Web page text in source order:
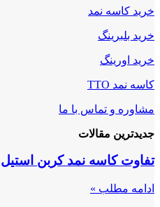
خرید کاسه نمد
خرید بلبرینگ
خرید اورینگ
کاسه نمد TTO
مشاوره و تماس با ما
جدیدترین مقالات
تفاوت کاسه نمد کربن
ادامه مطلب »